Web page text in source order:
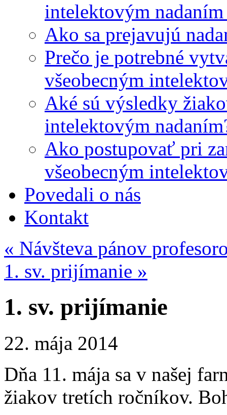
intelektovým
Ako sa prejavujú
Prečo je potrebné
všeobecným
Aké sú výsledky
intelektovým
Ako postupovať pri
všeobecným
Povedali o nás
Kontakt
« Návšteva pánov
1. sv. prijímanie »
1. sv. prijímanie
22. mája 2014
Dňa 11. mája sa v našej
žiakov tretích ročníkov.